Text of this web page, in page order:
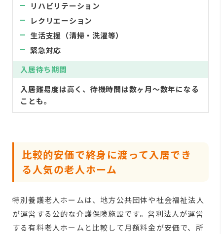
リハビリテーション
レクリエーション
生活支援（清掃・洗濯等）
緊急対応
入居待ち期間
入居難易度は高く、待機時間は数ヶ月〜数年になる
ことも。
比較的安価で終身に渡って入居でき
る人気の老人ホーム
特別養護老人ホームは、地方公共団体や社会福祉法人
が運営する公的な介護保険施設です。営利法人が運営
する有料老人ホームと比較して月額料金が安価で、所